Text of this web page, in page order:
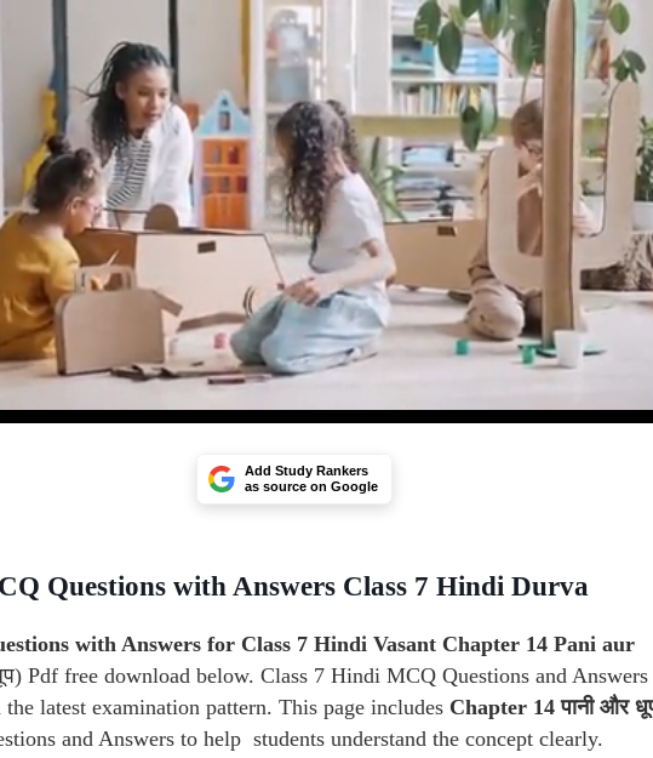
Add Study Rankers
as source on Google
Questions with Answers Class 7 Hindi Durva
with Answers for Class 7 Hindi Vasant Chapter 14 Pani aur
Pdf free download below. Class 7 Hindi MCQ Questions and Answers
the latest examination pattern. This page includes Chapter 14 पानी और
and Answers to help students understand the concept clearly.